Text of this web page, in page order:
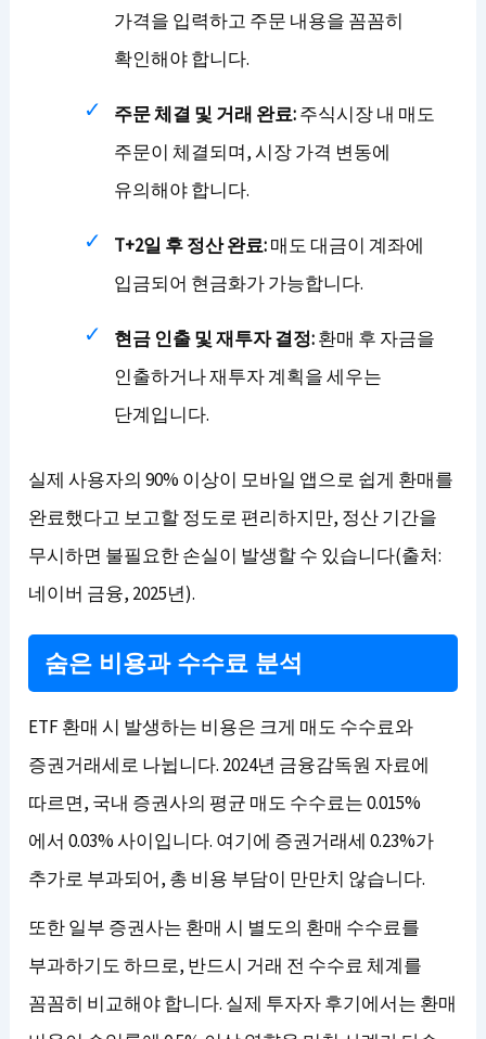
가격을 입력하고 주문 내용을 꼼꼼히
확인해야 합니다.
주문 체결 및 거래 완료:주식시장 내 매도
주문이 체결되며, 시장 가격 변동에
유의해야 합니다.
T+2일 후 정산 완료:매도 대금이 계좌에
입금되어 현금화가 가능합니다.
현금 인출 및 재투자 결정:환매 후 자금을
인출하거나 재투자 계획을 세우는
단계입니다.
실제 사용자의 90% 이상이 모바일 앱으로 쉽게 환매를
완료했다고 보고할 정도로 편리하지만, 정산 기간을
무시하면 불필요한 손실이 발생할 수 있습니다(출처:
네이버 금융, 2025년).
숨은 비용과 수수료 분석
ETF 환매 시 발생하는 비용은 크게 매도 수수료와
증권거래세로 나뉩니다. 2024년 금융감독원 자료에
따르면, 국내 증권사의 평균 매도 수수료는 0.015%
에서 0.03% 사이입니다. 여기에 증권거래세 0.23%가
추가로 부과되어, 총 비용 부담이 만만치 않습니다.
또한 일부 증권사는 환매 시 별도의 환매 수수료를
부과하기도 하므로, 반드시 거래 전 수수료 체계를
꼼꼼히 비교해야 합니다. 실제 투자자 후기에서는 환매